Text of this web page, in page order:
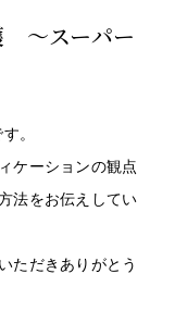
〜スーパー
。
ケーションの観点
法をお伝えしてい
ただきありがとう